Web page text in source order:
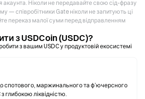
акаунта. Ніколи не передавайте свою сід-фразу
— співробітники Gate ніколи не запитують ці
переказ малої суми перед відправленням
з USDCoin (USDC)?
з вашим USDC у продуктовій екосистемі
спотового, маржинального та ф’ючерсного
глибокою ліквідністю.